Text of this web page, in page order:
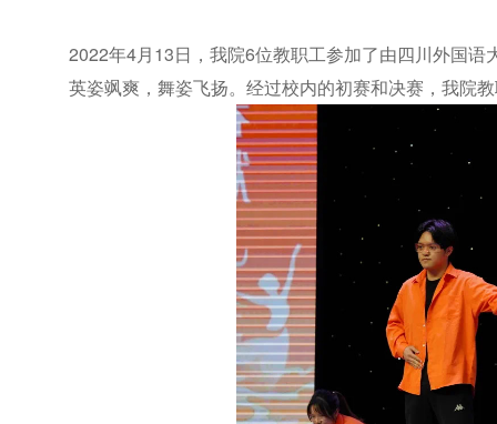
2022年4月13日，我院6位教职工参加了由四川外国
英姿飒爽，舞姿飞扬。经过校内的初赛和决赛，我院